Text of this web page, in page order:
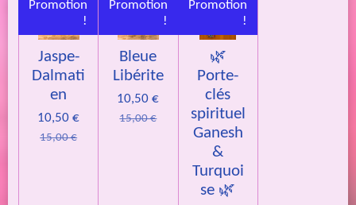
Promotion
!
Jaspe-
Dalmati
en
10,50 €
15,00 €
Promotion
!
Bleue
Libérite
10,50 €
15,00 €
Promotion
!
🌿
Porte-
clés
spirituel
Ganesh
&
Turquoi
se 🌿